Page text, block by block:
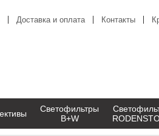
Доставка и оплата Контакты
Светофильтры
B+W